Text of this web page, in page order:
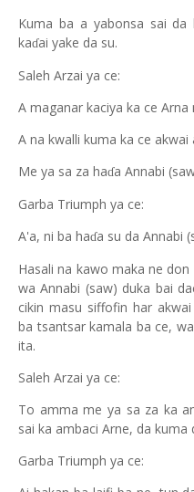
Kuma ba a yabonsa sai da
kaɗai yake da su.
Saleh Arzai ya ce:
A maganar kaciya ka ce
A na kwalli kuma ka ce akwai
Me ya sa za haɗa Annabi
Garba Triumph ya ce:
A'a, ni ba haɗa su da Annabi
Hasali na kawo maka ne
wa Annabi (saw) duka bai
cikin masu siffofin har
ba tsantsar kamala ba ce,
ita.
Saleh Arzai ya ce:
To amma me ya sa za ka
sai ka ambaci Arne, da kuma
Garba Triumph ya ce: